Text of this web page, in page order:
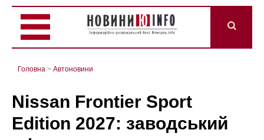
Головна > Автоновини
Nissan Frontier Sport
Edition 2027: заводський